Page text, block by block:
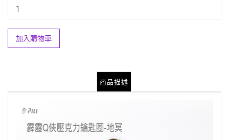
加入購物車
商品描述